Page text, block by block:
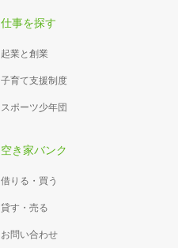
仕事を探す
起業と創業
子育て支援制度
スポーツ少年団
空き家バンク
借りる・買う
貸す・売る
お問い合わせ